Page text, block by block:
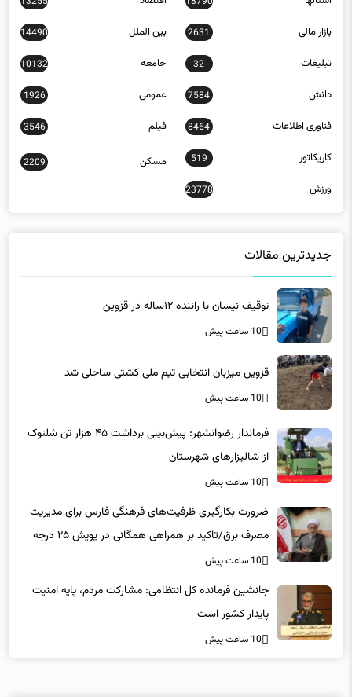
بازار مالی 2631
14490
تبلیغات 32 جامعه 10132
دانش 7584 عمومی 1926
فناوری اطلاعات 8464 فیلم 3546
کاریکاتور 519
2209
ورزش 23778
10 ساعت پیش
10 ساعت پیش
از شالیزارهای شهرستان
10 ساعت پیش
ضرورت بکارگیری ظرفیت‌های فرهنگی فارس برای مدیریت
مصرف برق/تاکید بر همراهی همگانی در پویش ۲۵ درجه
10 ساعت پیش
جانشین فرمانده کل انتظامی: مشارکت مردم، پایه امنیت
پایدار کشور است
10 ساعت پیش